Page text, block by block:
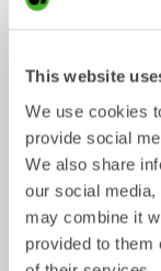
This website
We use cookies
provide social
We also share
our social
may combine it
provided to them